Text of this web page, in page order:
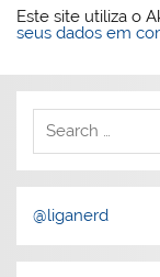
Este site utiliza o
seus dados em
@liganerd